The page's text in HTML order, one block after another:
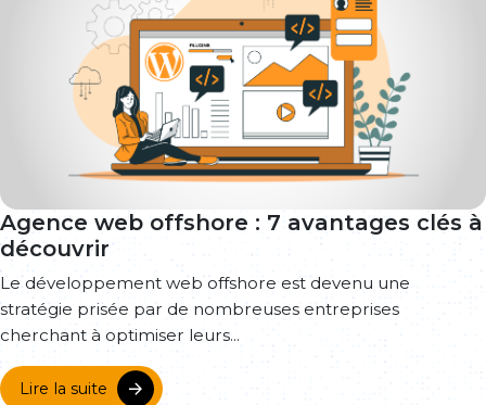
Agence web offshore : 7 avantages clés à
découvrir
Le développement web offshore est devenu une
stratégie prisée par de nombreuses entreprises
cherchant à optimiser leurs...
Lire la suite